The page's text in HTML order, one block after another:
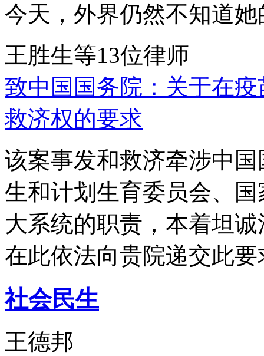
今天，外界仍然不知道
王胜生等13位律师
致中国国务院：关于在
救济权的要求
该案事发和救济牵涉中
生和计划生育委员会、
大系统的职责，本着坦
在此依法向贵院递交此要
社会民生
王德邦